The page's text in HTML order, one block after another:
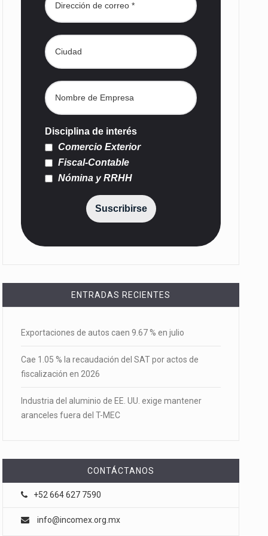
Disciplina de interés
Comercio Exterior
Fiscal-Contable
Nómina y RRHH
Suscribirse
ENTRADAS RECIENTES
Exportaciones de autos caen 9.67 % en julio
Cae 1.05 % la recaudación del SAT por actos de
fiscalización en 2026
Industria del aluminio de EE. UU. exige mantener
aranceles fuera del T-MEC
CONTÁCTANOS
+52 664 627 7590
info@incomex.org.mx